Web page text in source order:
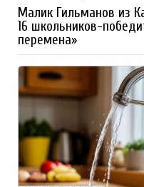
Малик Гильманов из
16 школьников-
перемена»